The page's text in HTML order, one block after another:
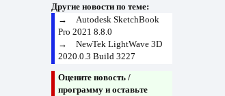
Другие новости по теме:
→ Autodesk SketchBook
Pro 2021 8.8.0
→ NewTek LightWave 3D
2020.0.3 Build 3227
Оцените новость /
программу и оставьте